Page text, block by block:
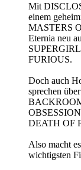
Mit
einem
MASTERS
Eternia neu
FURIOUS.
Doch auch
sprechen
DEATH OF
Also macht
wichtigsten